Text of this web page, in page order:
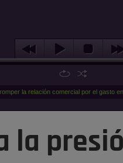
la relación comercial por el gasto
la